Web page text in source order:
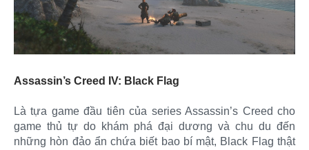
Assassin’s Creed IV: Black Flag
Là tựa game đầu tiên của series Assassin’s Creed cho
game thủ tự do khám phá đại dương và chu du đến
những hòn đảo ẩn chứa biết bao bí mật, Black Flag thật